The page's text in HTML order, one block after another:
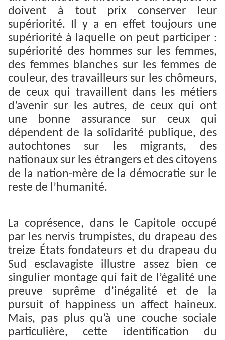
doivent à tout prix conserver leur
supériorité. Il y a en effet toujours une
supériorité à laquelle on peut participer :
supériorité des hommes sur les femmes,
des femmes blanches sur les femmes de
couleur, des travailleurs sur les chômeurs,
de ceux qui travaillent dans les métiers
d’avenir sur les autres, de ceux qui ont
une bonne assurance sur ceux qui
dépendent de la solidarité publique, des
autochtones sur les migrants, des
nationaux sur les étrangers et des citoyens
de la nation-mère de la démocratie sur le
reste de l’humanité.
La coprésence, dans le Capitole occupé
par les nervis trumpistes, du drapeau des
treize États fondateurs et du drapeau du
Sud esclavagiste illustre assez bien ce
singulier montage qui fait de l’égalité une
preuve suprême d’inégalité et de la
pursuit of happiness un affect haineux.
Mais, pas plus qu’à une couche sociale
particulière, cette identification du